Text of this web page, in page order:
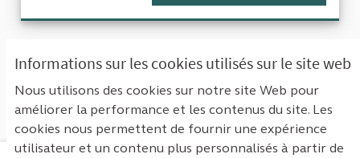
Informations sur les cookies utilisés sur le site web
Nous utilisons des cookies sur notre site Web pour
améliorer la performance et les contenus du site. Les
cookies nous permettent de fournir une expérience
utilisateur et un contenu plus personnalisés à partir de
« Première ‹ Précédent
Suivant ›
Voir toutes les propositions retirées